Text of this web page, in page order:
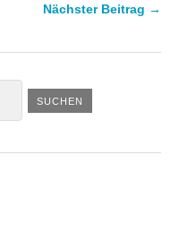
Nächster Beitrag →